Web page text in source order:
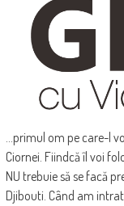
...primul om pe care-l
Ciornei. Fiindcă îl voi
NU trebuie să se facă
Djibouti. Când am